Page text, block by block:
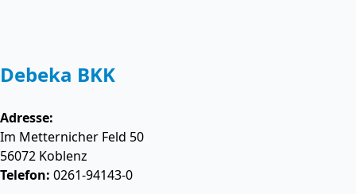
Debeka BKK
Adresse:
Im Metternicher Feld 50
56072 Koblenz
Telefon: 0261-94143-0